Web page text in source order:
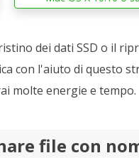
dei dati SSD o il
con l'aiuto di questo
molte energie e tempo.
file con